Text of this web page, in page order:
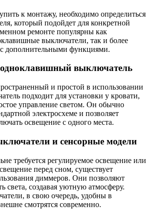
к монтажу, необходимо определиться
который подойдет для конкретной
ремонте популярны как
выключатели, так и более
дополнительными функциями.
одноклавишный выключатель
и простой в использовании
подходит для установки у кровати,
управление светом. Он обычно
электросхеме и позволяет
освещение с одного места.
и сенсорные модели
требуется регулируемое освещение или
перед сном, существует
диммеров. Они позволяют
света, создавая уютную атмосферу.
в свою очередь, удобны в
смотрятся современно.